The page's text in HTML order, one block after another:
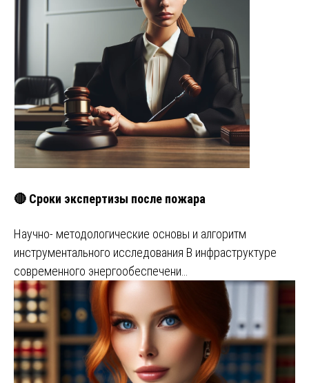
🔴 Сроки экспертизы после пожара
Научно- методологические основы и алгоритм
инструментального исследования В инфраструктуре
современного энергообеспечени…